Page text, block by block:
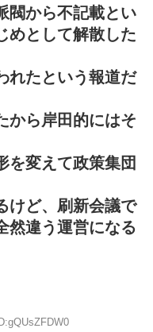
閥から不記載とい
めとして解散した
れたという報道だ
から岸田的にはそ
を変えて政策集団
けど、刷新会議で
然違う運営になる